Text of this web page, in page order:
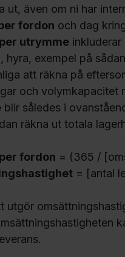
ut, även om ni har
fordon och dag
utrymme
hyra, exempel på
att räkna på
och volymkapacitet
blir således i
räkna ut totala
fordon = (365 /
= [antal
utgör